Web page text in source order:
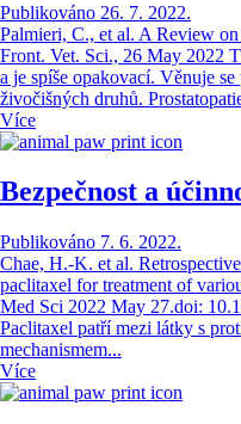
Publikováno 26. 7. 2022.
Palmieri, C., et al. A Review
Front. Vet. Sci., 26 May 2022
a je spíše opakovací. Věnuje
živočišných druhů.
Více
Bezpečnost a
Publikováno 7. 6. 2022.
Chae, H.-K. et al.
paclitaxel for treatment of
Med Sci 2022 May 27.doi:
Paclitaxel patří mezi látky s
mechanismem...
Více